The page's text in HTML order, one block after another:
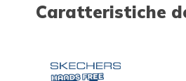
Caratteristiche